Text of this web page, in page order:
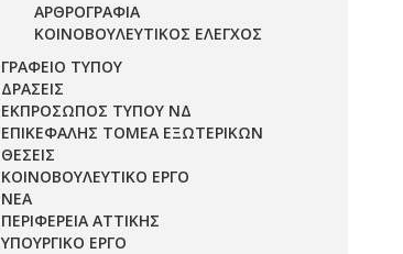
ΑΡΘΡΟΓΡΑΦΙΑ
ΚΟΙΝΟΒΟΥΛΕΥΤΙΚΟΣ ΕΛΕΓΧΟΣ
ΓΡΑΦΕΙΟ ΤΥΠΟΥ
ΔΡΑΣΕΙΣ
ΕΚΠΡΟΣΩΠΟΣ ΤΥΠΟΥ ΝΔ
ΕΠΙΚΕΦΑΛΗΣ ΤΟΜΕΑ ΕΞΩΤΕΡΙΚΩΝ
ΘΕΣΕΙΣ
ΚΟΙΝΟΒΟΥΛΕΥΤΙΚΟ ΕΡΓΟ
ΝΕΑ
ΠΕΡΙΦΕΡΕΙΑ ΑΤΤΙΚΗΣ
ΥΠΟΥΡΓΙΚΟ ΕΡΓΟ